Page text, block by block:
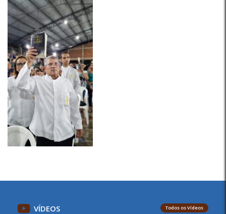
VÍDEOS Todos os Vídeos